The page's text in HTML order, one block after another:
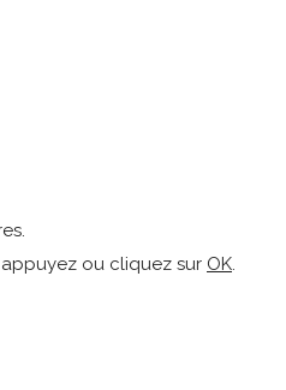
ou cliquez sur OK.